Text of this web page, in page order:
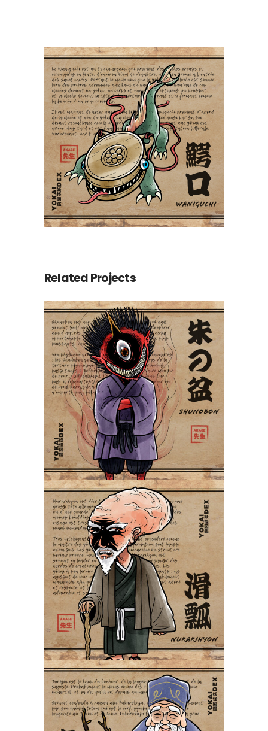
Related Projects
Shunobon 朱の盆
Yokaidex
Nurarihyon 滑瓢
Yokaidex